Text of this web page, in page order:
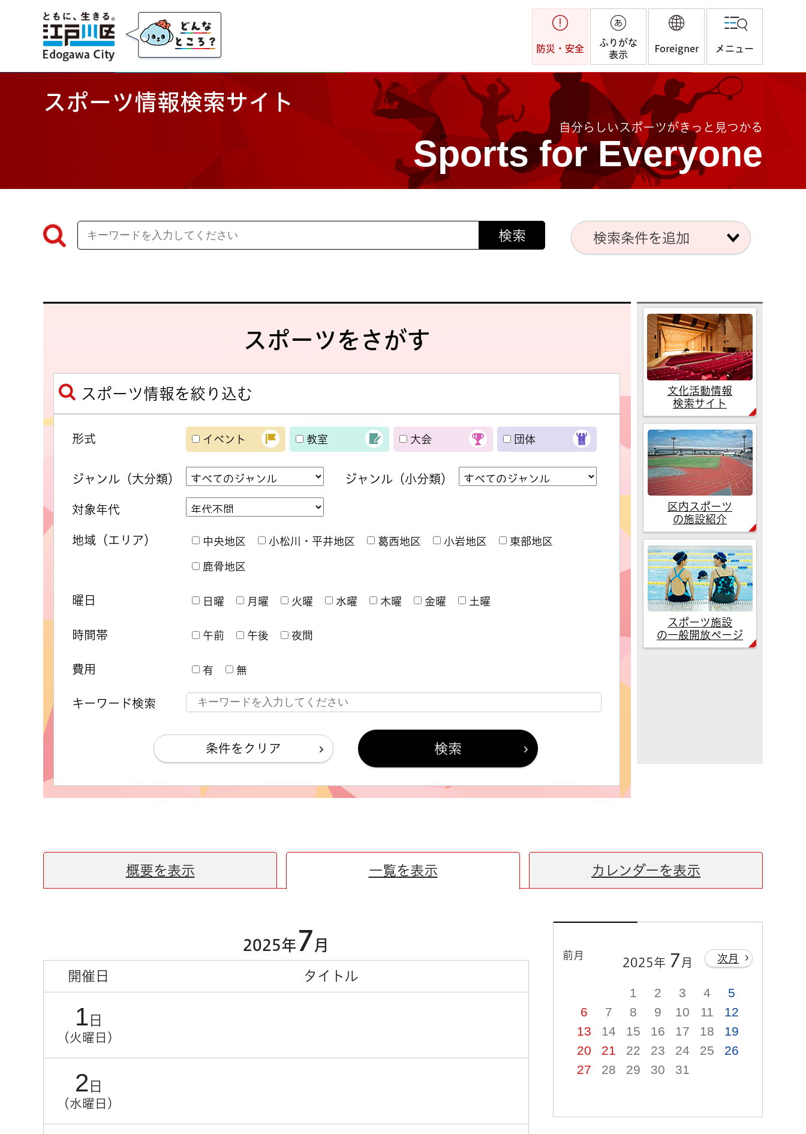
江戸川区
防災・安全
ふりがな
表示
Foreigner メニュー
スポーツ情報検索サイト
自分らしいスポーツがきっと見つかる
Sports for Everyone
検索条件を追加
スポーツをさがす
スポーツ情報を絞り込む
形式 イベント 教室 大会 団体
ジャンル（大分類） ジャンル（小分類）
対象年代
地域（エリア） 中央地区 小松川・平井地区 葛西地区 小岩地区 東部地区
鹿骨地区
曜日 日曜 月曜 火曜 水曜 木曜 金曜 土曜
時間帯 午前 午後 夜間
費用 有 無
キーワード検索
条件をクリア
文化活動情報
検索サイト
区内スポーツ
の施設紹介
スポーツ施設
の一般開放ページ
概要を表示 一覧を表示 カレンダーを表示
前月
2025年 7 月 次月
1 2 3 4
5
6
7 8 9 10 11
12
13
14 15 16 17 18
19
20
21 22 23 24 25
26
27
28 29 30 31
2025年 7 月
開催日 タイトル
1 日
（火曜日）
2 日
（水曜日）